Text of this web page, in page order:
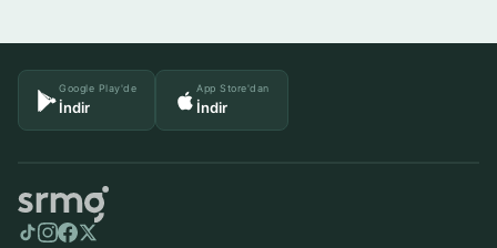
Google Play'de
İndir
App Store'dan
İndir